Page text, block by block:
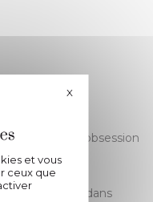
admiration et obsession
se réfugie dans
et vous
ceux que
XMasquer le